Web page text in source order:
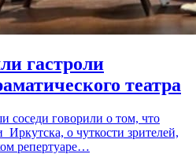
гастроли
театра
соседи говорили о том, что
о чуткости зрителей,
репертуаре…